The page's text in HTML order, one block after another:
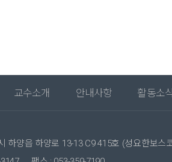
교수소개 안내사항 활동소식
하양읍 하양로 13-13 C9 415호 (성요한보스